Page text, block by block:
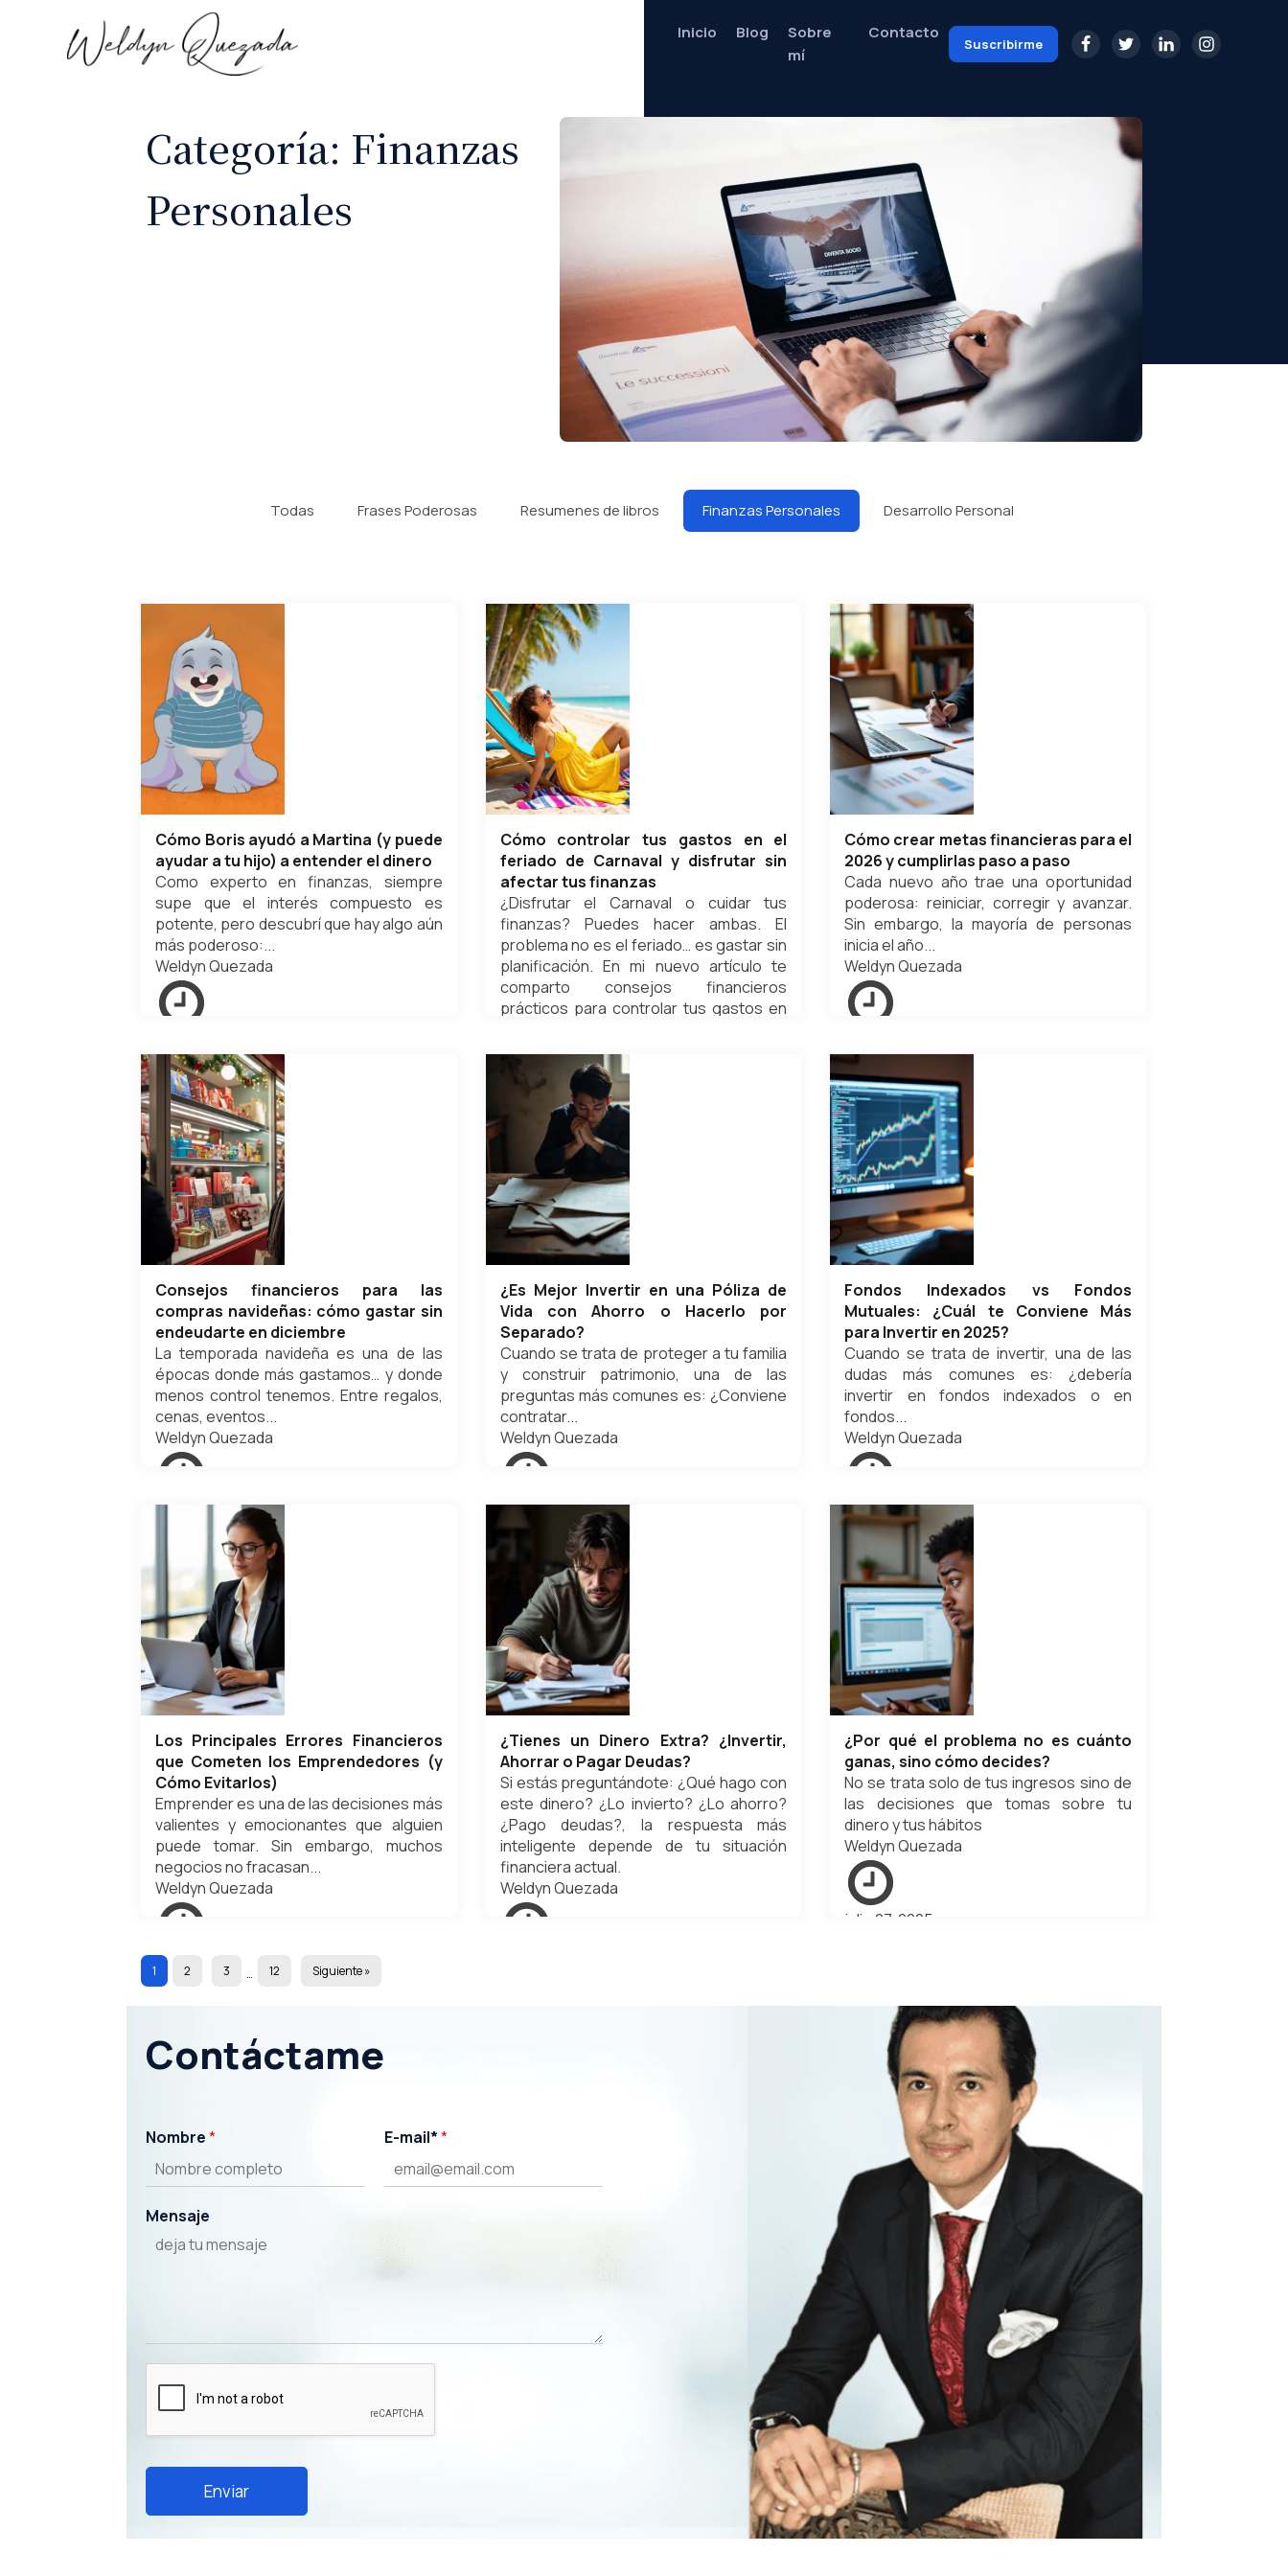
Inicio Blog
Sobre
mí
Contacto
Suscribirme
Categoría: Finanzas
Personales
Todas Frases Poderosas Resumenes de libros Finanzas Personales Desarrollo Personal
Cómo Boris ayudó a Martina (y puede
ayudar a tu hijo) a entender el dinero
Como experto en finanzas, siempre
supe que el interés compuesto es
potente, pero descubrí que hay algo aún
más poderoso:...
Weldyn Quezada
Cómo controlar tus gastos en el
feriado de Carnaval y disfrutar sin
afectar tus finanzas
¿Disfrutar el Carnaval o cuidar tus
finanzas? Puedes hacer ambas. El
problema no es el feriado… es gastar sin
planificación. En mi nuevo artículo te
comparto consejos financieros
prácticos para controlar tus gastos en
estrés ni deudas.
Weldyn Quezada
febrero 8, 2026
Cómo crear metas financieras para el
2026 y cumplirlas paso a paso
Cada nuevo año trae una oportunidad
poderosa: reiniciar, corregir y avanzar.
Sin embargo, la mayoría de personas
inicia el año...
Weldyn Quezada
Consejos financieros para las
compras navideñas: cómo gastar sin
endeudarte en diciembre
La temporada navideña es una de las
épocas donde más gastamos… y donde
menos control tenemos. Entre regalos,
cenas, eventos...
Weldyn Quezada
diciembre 7, 2025
¿Es Mejor Invertir en una Póliza de
Vida con Ahorro o Hacerlo por
Separado?
Cuando se trata de proteger a tu familia
y construir patrimonio, una de las
preguntas más comunes es: ¿Conviene
contratar...
Weldyn Quezada
noviembre 2, 2025
Fondos Indexados vs Fondos
Mutuales: ¿Cuál te Conviene Más
para Invertir en 2025?
Cuando se trata de invertir, una de las
dudas más comunes es: ¿debería
invertir en fondos indexados o en
fondos...
Weldyn Quezada
octubre 5, 2025
Los Principales Errores Financieros
que Cometen los Emprendedores (y
Cómo Evitarlos)
Emprender es una de las decisiones más
valientes y emocionantes que alguien
puede tomar. Sin embargo, muchos
negocios no fracasan...
Weldyn Quezada
septiembre 7, 2025
¿Tienes un Dinero Extra? ¿Invertir,
Ahorrar o Pagar Deudas?
Si estás preguntándote: ¿Qué hago con
este dinero? ¿Lo invierto? ¿Lo ahorro?
¿Pago deudas?, la respuesta más
inteligente depende de tu situación
financiera actual.
Weldyn Quezada
¿Por qué el problema no es cuánto
ganas, sino cómo decides?
No se trata solo de tus ingresos sino de
las decisiones que tomas sobre tu
dinero y tus hábitos
Weldyn Quezada
julio 27, 2025
1 2 3 … 12 Siguiente »
Contáctame
Nombre* E-mail**
Mensaje
Enviar